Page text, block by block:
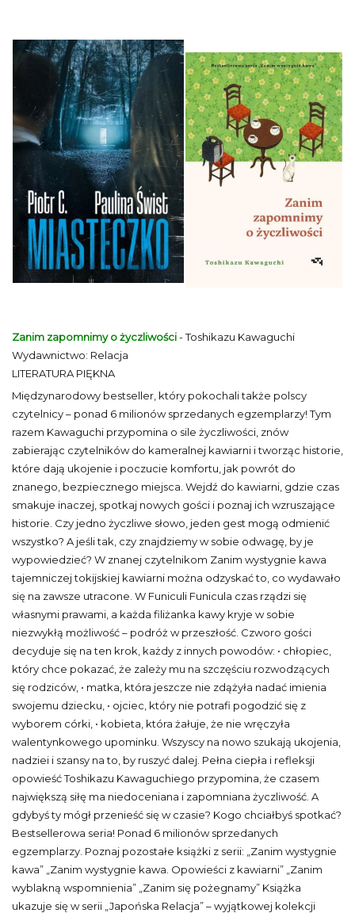
Zanim zapomnimy o życzliwości- Toshikazu Kawaguchi
Wydawnictwo: Relacja
LITERATURA PIĘKNA
Międzynarodowy bestseller, który pokochali także polscy
czytelnicy – ponad 6 milionów sprzedanych egzemplarzy! Tym
razem Kawaguchi przypomina o sile życzliwości, znów
zabierając czytelników do kameralnej kawiarni i tworząc historie,
które dają ukojenie i poczucie komfortu, jak powrót do
znanego, bezpiecznego miejsca. Wejdź do kawiarni, gdzie czas
smakuje inaczej, spotkaj nowych gości i poznaj ich wzruszające
historie. Czy jedno życzliwe słowo, jeden gest mogą odmienić
wszystko? A jeśli tak, czy znajdziemy w sobie odwagę, by je
wypowiedzieć? W znanej czytelnikom Zanim wystygnie kawa
tajemniczej tokijskiej kawiarni można odzyskać to, co wydawało
się na zawsze utracone. W Funiculi Funicula czas rządzi się
własnymi prawami, a każda filiżanka kawy kryje w sobie
niezwykłą możliwość – podróż w przeszłość. Czworo gości
decyduje się na ten krok, każdy z innych powodów: • chłopiec,
który chce pokazać, że zależy mu na szczęściu rozwodzących
się rodziców, • matka, która jeszcze nie zdążyła nadać imienia
swojemu dziecku, • ojciec, który nie potrafi pogodzić się z
wyborem córki, • kobieta, która żałuje, że nie wręczyła
walentynkowego upominku. Wszyscy na nowo szukają ukojenia,
nadziei i szansy na to, by ruszyć dalej. Pełna ciepła i refleksji
opowieść Toshikazu Kawaguchiego przypomina, że czasem
największą siłę ma niedoceniana i zapomniana życzliwość. A
gdybyś ty mógł przenieść się w czasie? Kogo chciałbyś spotkać?
Bestsellerowa seria! Ponad 6 milionów sprzedanych
egzemplarzy. Poznaj pozostałe książki z serii: „Zanim wystygnie
kawa” „Zanim wystygnie kawa. Opowieści z kawiarni” „Zanim
wyblakną wspomnienia” „Zanim się pożegnamy” Książka
ukazuje się w serii „Japońska Relacja” – wyjątkowej kolekcji